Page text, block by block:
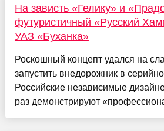
На зависть «Гелику» и
футуристичный «Русский
УАЗ «Буханка»
Роскошный концепт удался на
запустить внедорожник в
Российские независимые
раз демонстрируют